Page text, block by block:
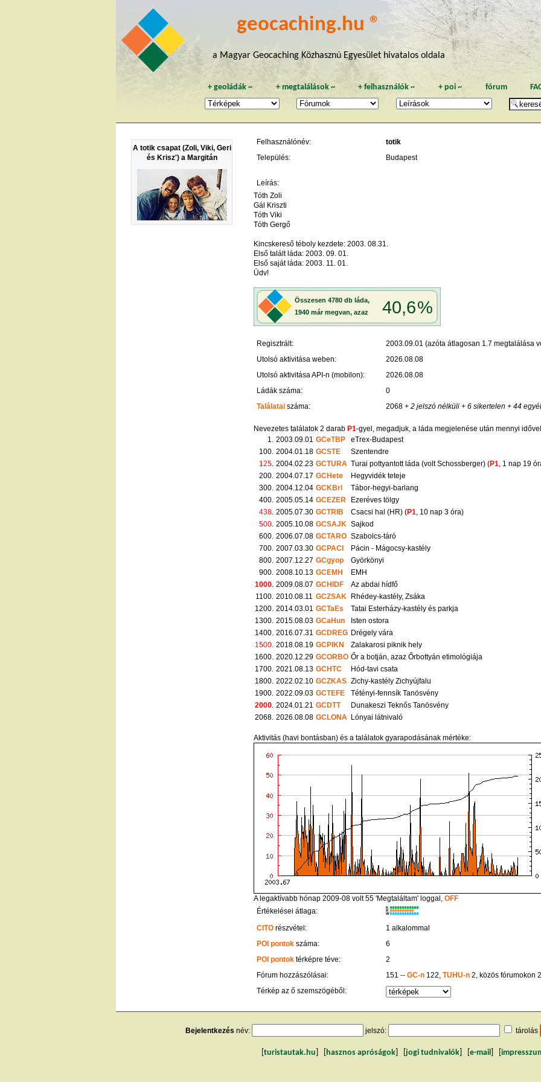
geocaching.hu ®
a Magyar Geocaching Közhasznú Egyesület hivatalos oldala
+geoládák ~ + megtalálások~ +felhasználók~ + poi~ fórum
A totik csapat (Zoli, Viki, Geri
és Krisz') a Margitán
Felhasználónév:
totik
Település:
Budapest
Leírás:
Tóth Zoli
Gál Kriszti
Tóth Viki
Tóth Gergő
Kincskereső téboly kezdete: 2003. 08.31.
Első talált láda: 2003. 09. 01.
Első saját láda: 2003. 11. 01.
Üdv!
Regisztrált:
2003.09.01 (azóta átlagosan 1.7 megtalálása
Utolsó aktivitása weben:
2026.08.08
Utolsó aktivitása API-n (mobilon):
2026.08.08
Ládák száma:
0
Találatai száma: 2068+ 2 jelszó nélküli+ 6 sikertelen + 44
Nevezetes találatok 2 darab P1-gyel, megadjuk, a láda megjelenése után mennyi idővel
1. 2003.09.01 GCeTBP
eTrex-Budapest
100. 2004.01.18 GCSTE
Szentendre
125. 2004.02.23 GCTURA Turai pottyantott láda (volt Schossberger) (P1, 1 nap 19
200. 2004.07.17 GCHete
Hegyvidék teteje
300. 2004.12.04 GCKBrl
Tábor-hegyi-barlang
400. 2005.05.14 GCEZER
Ezeréves tölgy
438. 2005.07.30 GCTRIB Csacsi hal (HR) (P1, 10 nap 3 óra)
500. 2005.10.08 GCSAJK Sajkod
600. 2006.07.08 GCTARO Szabolcs-táró
700. 2007.03.30 GCPACI
Pácin - Mágocsy-kastély
800. 2007.12.27 GCgyop
Györkönyi
900. 2008.10.13 GCEMH
EMH
1000. 2009.08.07 GCHIDF
Az abdai hídfő
1100. 2010.08.11 GCZSAK
Rhédey-kastély, Zsáka
1200. 2014.03.01 GCTaEs
Tatai Esterházy-kastély és parkja
1300. 2015.08.03 GCaHun
Isten ostora
1400. 2016.07.31 GCDREG Drégely vára
1500. 2018.08.19 GCPIKN
Zalakarosi piknik hely
1600. 2020.12.29 GCORBO Őr a botján, azaz Őrbottyán etimológiája
1700. 2021.08.13 GCHTC
Hód-tavi csata
1800. 2022.02.10 GCZKAS Zichy-kastély Zichyújfalu
1900. 2022.09.03 GCTEFE
Tétényi-fennsík Tanösvény
2000. 2024.01.21 GCDTT
Dunakeszi Teknős Tanösvény
2068. 2026.08.08 GCLONA Lónyai látnivaló
Aktivitás (havi bontásban) és a találatok gyarapodásának mértéke:
A legaktívabb hónap 2009-08 volt 55 'Megtaláltam' loggal,OFF
Értékelései átlaga:
K
R
W
CITO részvétel:
1 alkalommal
POI pontok száma:
6
POI pontok térképre téve:
2
Fórum hozzászólásai:
151 -- GC-n122, TUHU-n2, közös fórumokon
Térkép az ő szemszögéből:
Bejelentkezés név: jelszó: tárolás
turistautak.hu hasznos apróságok jogi tudnivalók e-mail